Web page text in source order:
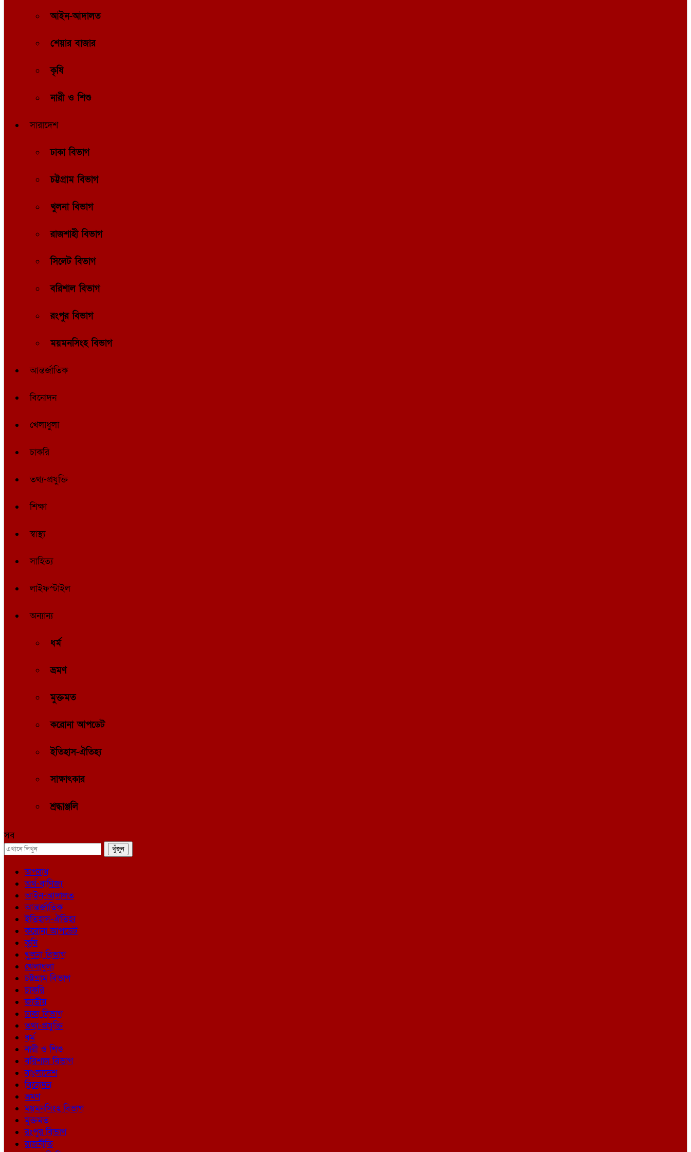
আইন-আদালত
শেয়ার বাজার
কৃষি
নারী ও শিশু
সারাদেশ
ঢাকা বিভাগ
চট্টগ্রাম বিভাগ
খুলনা বিভাগ
রাজশাহী বিভাগ
সিলেট বিভাগ
বরিশাল বিভাগ
রংপুর বিভাগ
ময়মনসিংহ বিভাগ
আন্তর্জাতিক
বিনোদন
খেলাধুলা
চাকরি
তথ্য-প্রযুক্তি
শিক্ষা
স্বাস্থ্য
সাহিত্য
লাইফস্টাইল
অন্যান্য
ধর্ম
ভ্রমণ
মুক্তমত
করোনা আপডেট
ইতিহাস-ঐতিহ্য
সাক্ষাৎকার
শ্রদ্ধাঞ্জলি
সব
অপরাধ
অর্থ-বাণিজ্য
আইন-আদালত
আন্তর্জাতিক
ইতিহাস-ঐতিহ্য
করোনা আপডেট
কৃষি
খুলনা বিভাগ
খেলাধুলা
চট্টগ্রাম বিভাগ
চাকরি
জাতীয়
ঢাকা বিভাগ
তথ্য-প্রযুক্তি
ধর্ম
নারী ও শিশু
বরিশাল বিভাগ
বাংলাদেশ
বিনোদন
ভ্রমণ
ময়মনসিংহ বিভাগ
মুক্তমত
রংপুর বিভাগ
রাজনীতি